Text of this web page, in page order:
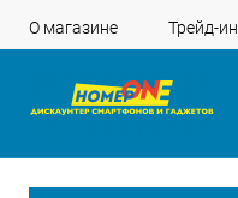
О магазине Трейд-ин